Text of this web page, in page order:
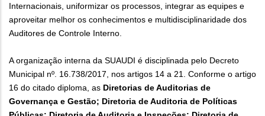
Internacionais, uniformizar os processos, integrar as equipes e
aproveitar melhor os conhecimentos e multidisciplinaridade dos
Auditores de Controle Interno.
A organização interna da SUAUDI é disciplinada pelo Decreto
Municipal nº. 16.738/2017, nos artigos 14 a 21. Conforme o artigo
16 do citado diploma, as Diretorias de Auditorias de
Governança e Gestão; Diretoria de Auditoria de Políticas